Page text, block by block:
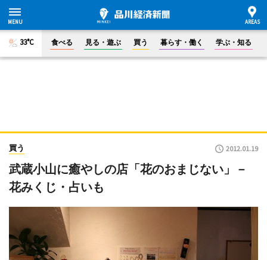
33°C 食べる 見る・遊ぶ 買う 暮らす・働く 学ぶ・知る
買う 2012.01.19
武蔵小山に癒やしの店「花のおまじない」－
花みくじ・占いも